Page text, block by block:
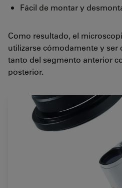
Fácil de montar y
Como resultado, el
utilizarse cómodamente y
tanto del segmento anterior
posterior.